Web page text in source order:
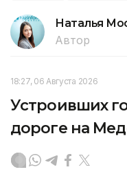
Наталья
Автор
18:27, 06 Августа 2026
Устроивших
дороге на